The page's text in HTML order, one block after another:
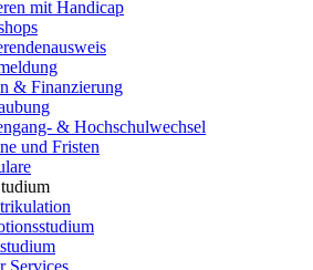
mit Handicap
& Finanzierung
& Hochschulwechsel
und Fristen
Services